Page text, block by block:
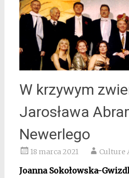
W krzywym
Jarosława
Newerlego
18 marca 2021 Culture
Joanna Sokołowska-